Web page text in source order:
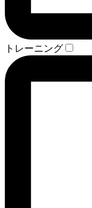
トレーニング